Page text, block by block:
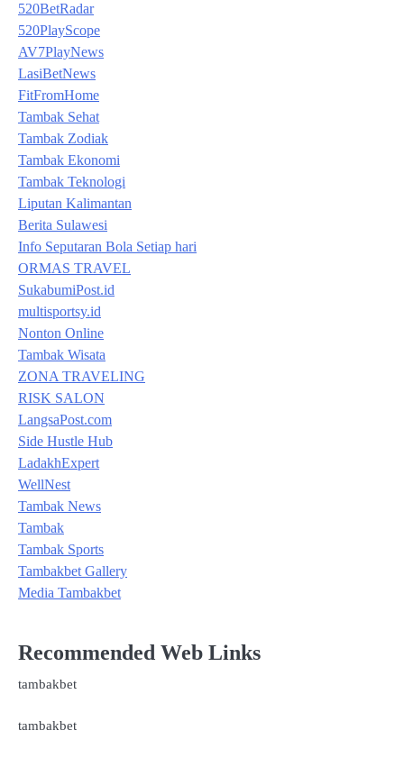
520BetRadar
520PlayScope
AV7PlayNews
LasiBetNews
FitFromHome
Tambak Sehat
Tambak Zodiak
Tambak Ekonomi
Tambak Teknologi
Liputan Kalimantan
Berita Sulawesi
Info Seputaran Bola Setiap hari
ORMAS TRAVEL
SukabumiPost.id
multisportsy.id
Nonton Online
Tambak Wisata
ZONA TRAVELING
RISK SALON
LangsaPost.com
Side Hustle Hub
LadakhExpert
WellNest
Tambak News
Tambak
Tambak Sports
Tambakbet Gallery
Media Tambakbet
Recommended Web Links
tambakbet
tambakbet